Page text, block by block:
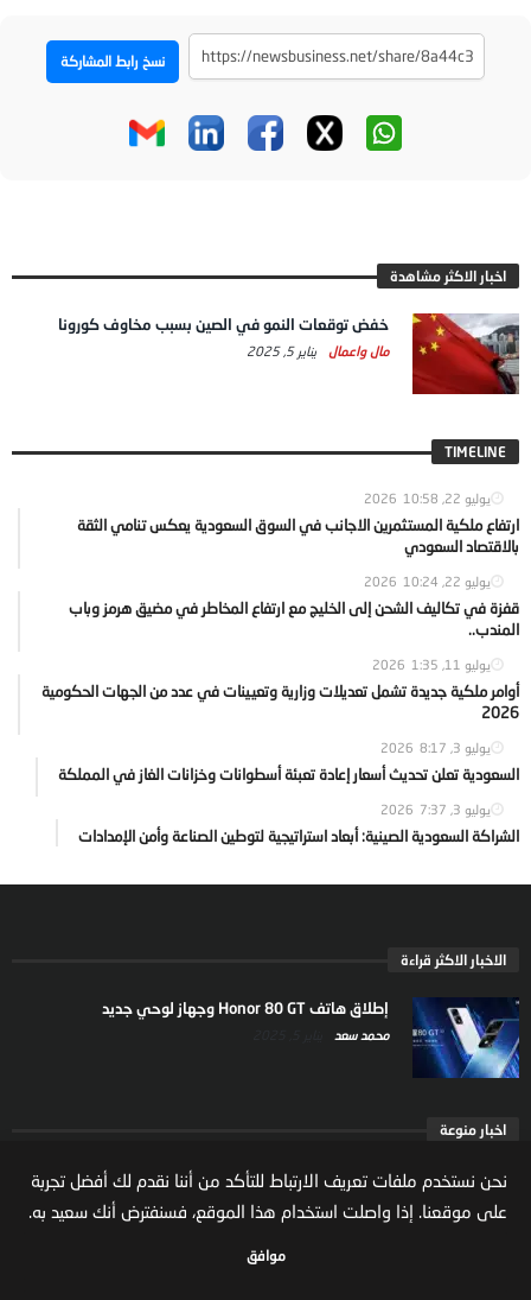
نسخ رابط المشاركة
اخبار الاكثر مشاهدة
خفض توقعات النمو في الصين بسبب مخاوف كورونا
مال واعمال يناير 5, 2025
TIMELINE
يوليو 22, 2026 10:58
ارتفاع ملكية المستثمرين الاجانب في السوق السعودية يعكس تنامي الثقة
بالاقتصاد السعودي
يوليو 22, 2026 10:24
قفزة في تكاليف الشحن إلى الخليج مع ارتفاع المخاطر في مضيق هرمز وباب
المندب..
يوليو 11, 2026 1:35
أوامر ملكية جديدة تشمل تعديلات وزارية وتعيينات في عدد من الجهات الحكومية
2026
يوليو 3, 2026 8:17
السعودية تعلن تحديث أسعار إعادة تعبئة أسطوانات وخزانات الغاز في المملكة
يوليو 3, 2026 7:37
الشراكة السعودية الصينية: أبعاد استراتيجية لتوطين الصناعة وأمن الإمدادات
الاخبار الاكثر قراءة
إطلاق هاتف Honor 80 GT وجهاز لوحي جديد
محمد سعد
اخبار منوعة
ارتفاع ملكية المستثمرين الاجانب في السوق السعودية
يعكس تنامي الثقة بالاقتصاد السعودي
مال واعمال
نحن نستخدم ملفات تعريف الارتباط للتأكد من أننا نقدم لك أفضل تجربة
على موقعنا. إذا واصلت استخدام هذا الموقع، فسنفترض أنك سعيد به.
موافق